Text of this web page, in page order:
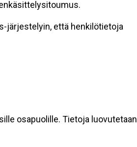
järjestelyin, että henkilötietoja
osapuolille. Tietoja luovutetaan